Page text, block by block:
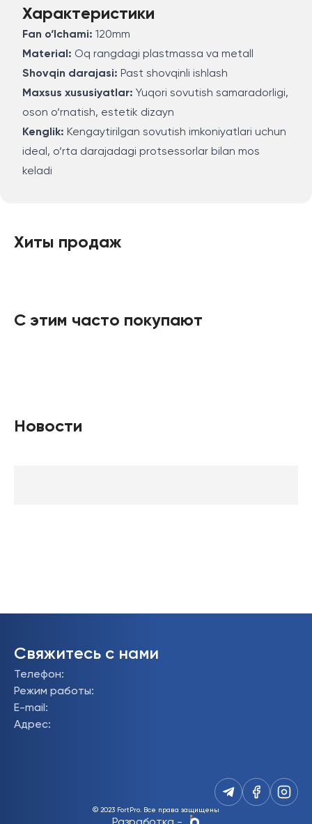
ko‘rinishini yaxshilaydi, balki tizimning to‘liq sovutish
tizimiga ham samarali qo‘shiladi. Kulerning o‘rnatilishi
Характеристики
Fan o‘lchami: 120mm
Material: Oq rangdagi plastmassa va metall
Shovqin darajasi: Past shovqinli ishlash
Maxsus xususiyatlar: Yuqori sovutish samaradorligi,
oson o‘rnatish, estetik dizayn
Kenglik: Kengaytirilgan sovutish imkoniyatlari uchun
ideal, o‘rta darajadagi protsessorlar bilan mos
keladi
Хиты продаж
С этим часто покупают
Новости
Свяжитесь с нами
Телефон:
Режим работы:
E-mail :
Адрес:
© 2023 FortPro. Все права защищены